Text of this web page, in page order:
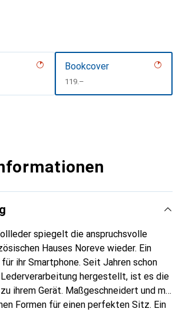
Bookcover
CHF
119.–
spiegelt die anspruchsvolle
Hauses Noreve wieder. Ein
ihr Smartphone. Seit Jahren schon
hergestellt, ist es die
ihrem Gerät. Maßgeschneidert und mit
Formen für einen perfekten Sitz. Ein